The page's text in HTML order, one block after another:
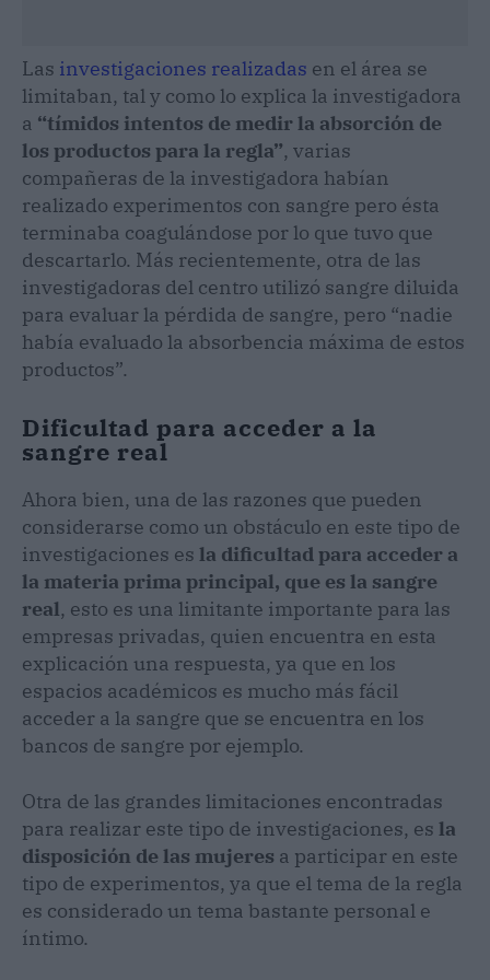
Las investigaciones realizadas en el área se
limitaban, tal y como lo explica la investigadora
a “tímidos intentos de medir la absorción de
los productos para la regla”, varias
compañeras de la investigadora habían
realizado experimentos con sangre pero ésta
terminaba coagulándose por lo que tuvo que
descartarlo. Más recientemente, otra de las
investigadoras del centro utilizó sangre diluida
para evaluar la pérdida de sangre, pero “nadie
había evaluado la absorbencia máxima de estos
productos”.
Dificultad para acceder a la
sangre real
Ahora bien, una de las razones que pueden
considerarse como un obstáculo en este tipo de
investigaciones es la dificultad para acceder a
la materia prima principal, que es la sangre
real, esto es una limitante importante para las
empresas privadas, quien encuentra en esta
explicación una respuesta, ya que en los
espacios académicos es mucho más fácil
acceder a la sangre que se encuentra en los
bancos de sangre por ejemplo.
Otra de las grandes limitaciones encontradas
para realizar este tipo de investigaciones, es la
disposición de las mujeres a participar en este
tipo de experimentos, ya que el tema de la regla
es considerado un tema bastante personal e
íntimo.